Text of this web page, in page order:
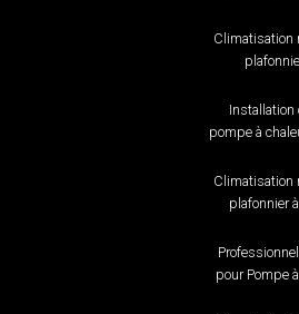
Climatisation
Installation
pompe à
Climatisation
plafonnier
pour Pompe